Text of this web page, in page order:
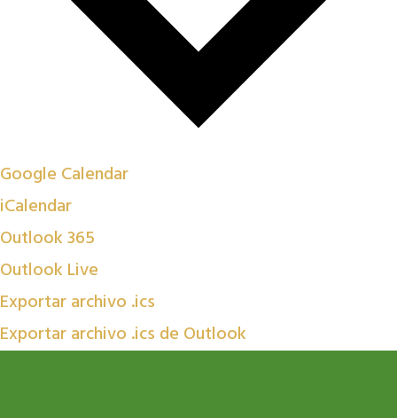
Google Calendar
iCalendar
Outlook 365
Outlook Live
Exportar archivo .ics
Exportar archivo .ics de Outlook